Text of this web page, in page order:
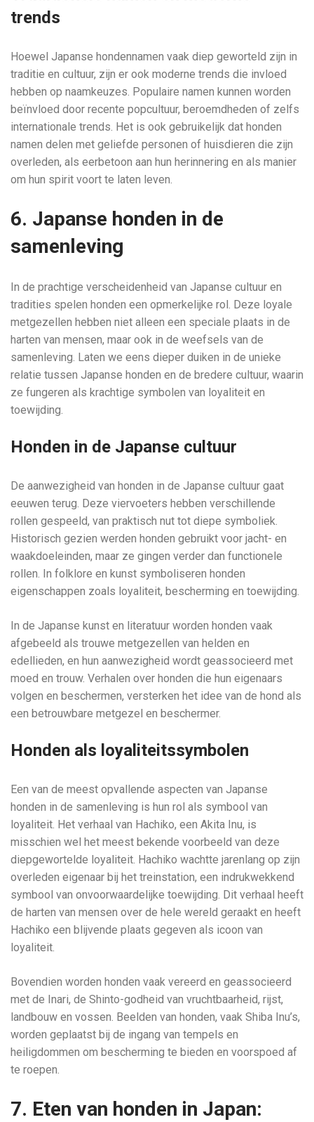
trends
Hoewel Japanse hondennamen vaak diep geworteld zijn in
traditie en cultuur, zijn er ook moderne trends die invloed
hebben op naamkeuzes. Populaire namen kunnen worden
beïnvloed door recente popcultuur, beroemdheden of zelfs
internationale trends. Het is ook gebruikelijk dat honden
namen delen met geliefde personen of huisdieren die zijn
overleden, als eerbetoon aan hun herinnering en als manier
om hun spirit voort te laten leven.
6. Japanse honden in de
samenleving
In de prachtige verscheidenheid van Japanse cultuur en
tradities spelen honden een opmerkelijke rol. Deze loyale
metgezellen hebben niet alleen een speciale plaats in de
harten van mensen, maar ook in de weefsels van de
samenleving. Laten we eens dieper duiken in de unieke
relatie tussen Japanse honden en de bredere cultuur, waarin
ze fungeren als krachtige symbolen van loyaliteit en
toewijding.
Honden in de Japanse cultuur
De aanwezigheid van honden in de Japanse cultuur gaat
eeuwen terug. Deze viervoeters hebben verschillende
rollen gespeeld, van praktisch nut tot diepe symboliek.
Historisch gezien werden honden gebruikt voor jacht- en
waakdoeleinden, maar ze gingen verder dan functionele
rollen. In folklore en kunst symboliseren honden
eigenschappen zoals loyaliteit, bescherming en toewijding.
In de Japanse kunst en literatuur worden honden vaak
afgebeeld als trouwe metgezellen van helden en
edellieden, en hun aanwezigheid wordt geassocieerd met
moed en trouw. Verhalen over honden die hun eigenaars
volgen en beschermen, versterken het idee van de hond als
een betrouwbare metgezel en beschermer.
Honden als loyaliteitssymbolen
Een van de meest opvallende aspecten van Japanse
honden in de samenleving is hun rol als symbool van
loyaliteit. Het verhaal van Hachiko, een Akita Inu, is
misschien wel het meest bekende voorbeeld van deze
diepgewortelde loyaliteit. Hachiko wachtte jarenlang op zijn
overleden eigenaar bij het treinstation, een indrukwekkend
symbool van onvoorwaardelijke toewijding. Dit verhaal heeft
de harten van mensen over de hele wereld geraakt en heeft
Hachiko een blijvende plaats gegeven als icoon van
loyaliteit.
Bovendien worden honden vaak vereerd en geassocieerd
met de Inari, de Shinto-godheid van vruchtbaarheid, rijst,
landbouw en vossen. Beelden van honden, vaak Shiba Inu’s,
worden geplaatst bij de ingang van tempels en
heiligdommen om bescherming te bieden en voorspoed af
te roepen.
7. Eten van honden in Japan: